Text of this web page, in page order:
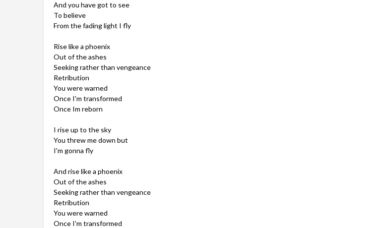
And you have got to see
To believe
From the fading light I fly
Rise like a phoenix
Out of the ashes
Seeking rather than vengeance
Retribution
You were warned
Once I'm transformed
Once Im reborn
I rise up to the sky
You threw me down but
I'm gonna fly
And rise like a phoenix
Out of the ashes
Seeking rather than vengeance
Retribution
You were warned
Once I'm transformed